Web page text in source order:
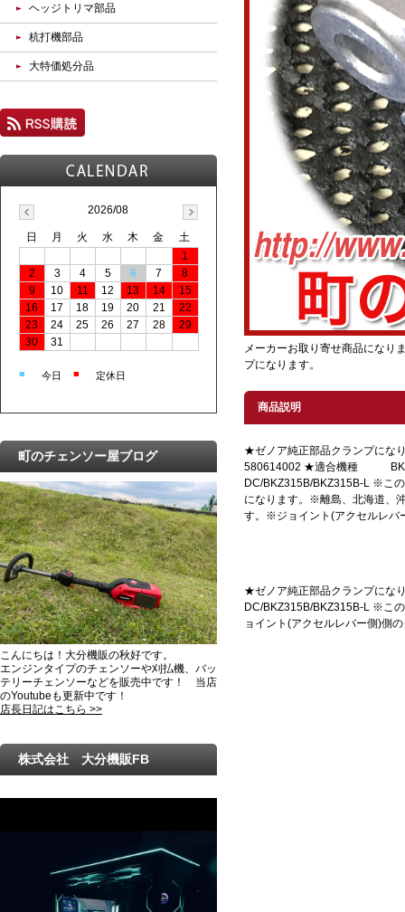
メーカーお取り寄せ商品にな
プになります。
商品説明
★ゼノア純正部品クランプに
580614002 ★適合機種
DC/BKZ315B/BKZ315B-L ※こ
になります。※離島、北海道、
す。※ジョイント(アクセルレバ
★ゼノア純正部品クランプ
DC/BKZ315B/BKZ315B-L ※こ
ョイント(アクセルレバー側)側
ヘッジトリマ部品
杭打機部品
大特価処分品
2026/08
日 月 火 水 木 金
土
1
2
3 4 5 6 7
8
9
10 11 12 13 14
15
16
17 18 19 20 21
22
23
24 25 26 27 28
29
30
31
■ 今日 ■ 定休日
町のチェンソー屋ブログ
こんにちは！大分機販の秋好です。
エンジンタイプのチェンソーや刈払機、バッ
テリーチェンソーなどを販売中です！ 当店
のYoutubeも更新中です！
店長日記はこちら >>
株式会社 大分機販FB